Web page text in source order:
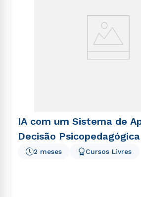
IA com um Sistema de
Decisão Psicopedagógica
2 meses Cursos Livres